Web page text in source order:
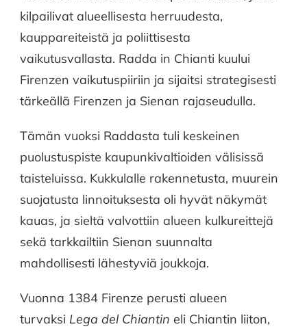
kilpailivat alueellisesta herruudesta,
kauppareiteistä ja poliittisesta
vaikutusvallasta. Radda in Chianti kuului
Firenzen vaikutuspiiriin ja sijaitsi strategisesti
tärkeällä Firenzen ja Sienan rajaseudulla.
Tämän vuoksi Raddasta tuli keskeinen
puolustuspiste kaupunkivaltioiden välisissä
taisteluissa. Kukkulalle rakennetusta, muurein
suojatusta linnoituksesta oli hyvät näkymät
kauas, ja sieltä valvottiin alueen kulkureittejä
sekä tarkkailtiin Sienan suunnalta
mahdollisesti lähestyviä joukkoja.
Vuonna 1384 Firenze perusti alueen
turvaksi Lega del Chiantin eli Chiantin liiton,